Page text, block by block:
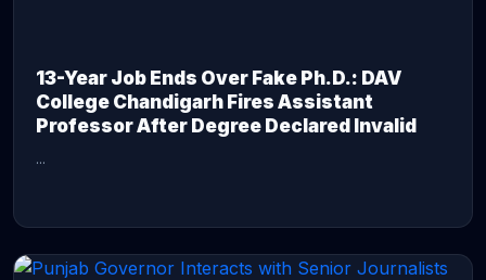
13-Year Job Ends Over Fake Ph.D.: DAV
College Chandigarh Fires Assistant
Professor After Degree Declared Invalid
...